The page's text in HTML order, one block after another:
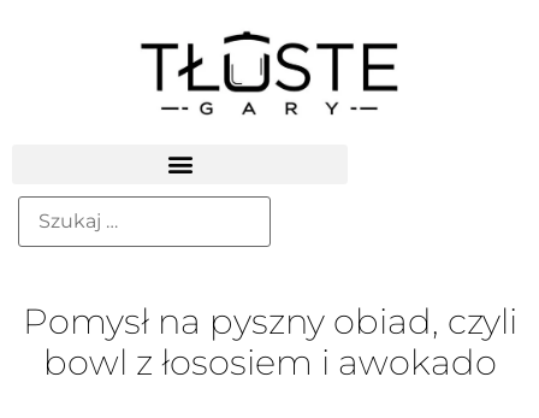
Pomysł na pyszny obiad, czyli
bowl z łososiem i awokado